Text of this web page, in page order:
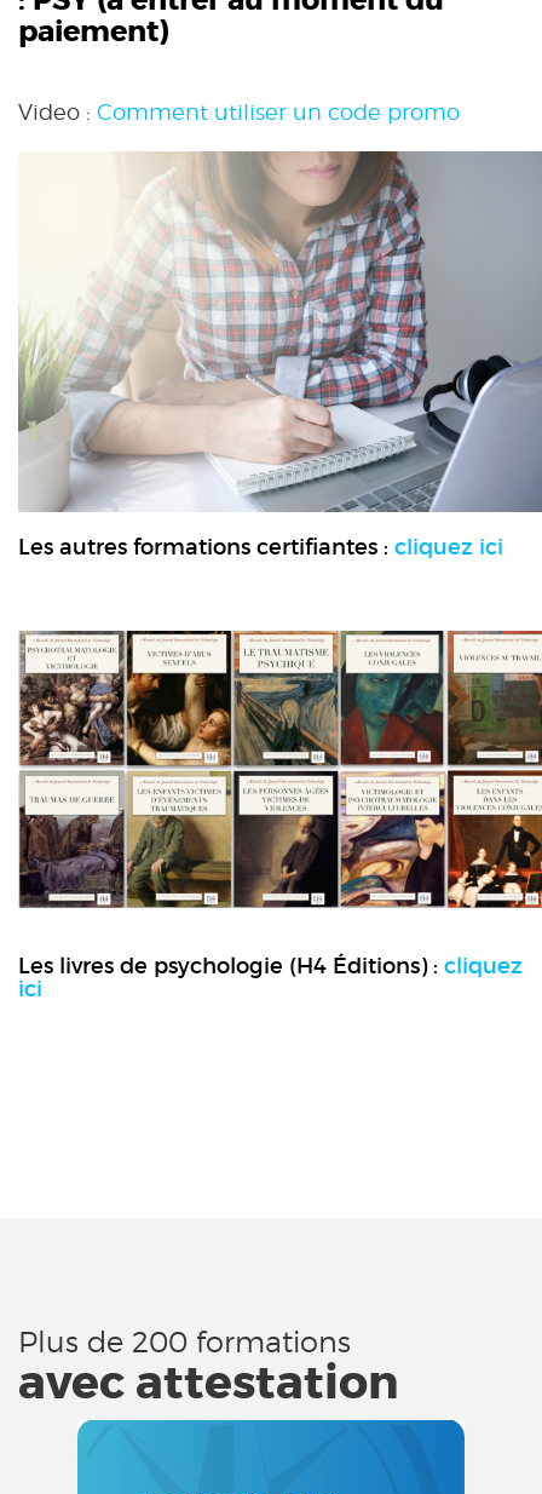
paiement)
Video : Comment utiliser un code promo
Les autres formations certifiantes : cliquez ici
Les livres de psychologie (H4 Éditions) : cliquez
ici
Plus de 200 formations
avec attestation